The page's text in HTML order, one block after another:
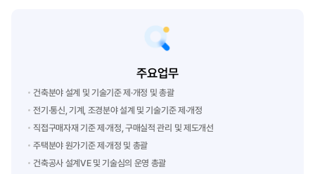
주요업무
건축분야 설계 및 기술기준 제·개정 및 총괄
전기·통신, 기계, 조경분야 설계 및 기술기준 제·개정
직접구매자재 기준 제·개정, 구매실적 관리 및 제도개선
주택분야 원가기준 제·개정 및 총괄
건축공사 설계VE 및 기술심의 운영 총괄